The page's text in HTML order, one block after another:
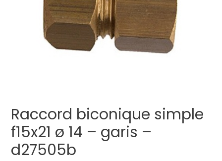
Raccord biconique simple
f15x21 ø 14 – garis –
d27505b